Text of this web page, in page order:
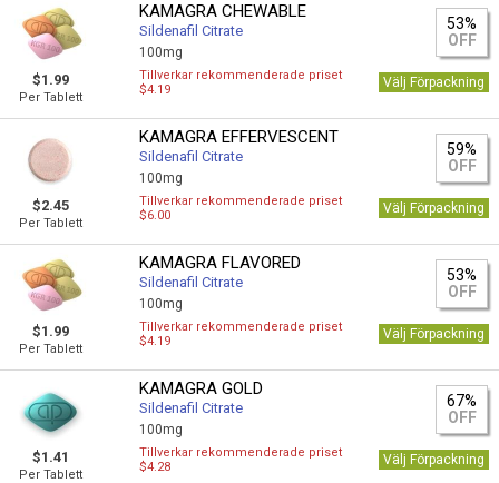
$1.99
Per Tablett
KAMAGRA CHEWABLE
Sildenafil Citrate
100mg
53%
OFF
Tillverkar rekommenderade priset
$4.19
Välj Förpackning
$2.45
Per Tablett
KAMAGRA EFFERVESCENT
Sildenafil Citrate
100mg
59%
OFF
Tillverkar rekommenderade priset
$6.00
Välj Förpackning
$1.99
Per Tablett
KAMAGRA FLAVORED
Sildenafil Citrate
100mg
53%
OFF
Tillverkar rekommenderade priset
$4.19
Välj Förpackning
$1.41
Per Tablett
KAMAGRA GOLD
Sildenafil Citrate
100mg
67%
OFF
Tillverkar rekommenderade priset
$4.28
Välj Förpackning